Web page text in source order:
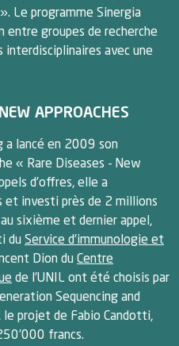
Le programme Sinergia
entre groupes de recherche
interdisciplinaires avec une
APPROACHES
a lancé en 2009 son
« Rare Diseases - New
d’offres, elle a
investi près de 2 millions
sixième et dernier appel,
du Service d’immunologie et
Dion du Centre
de l’UNIL ont été choisis par
Sequencing and
projet de Fabio Candotti,
francs.